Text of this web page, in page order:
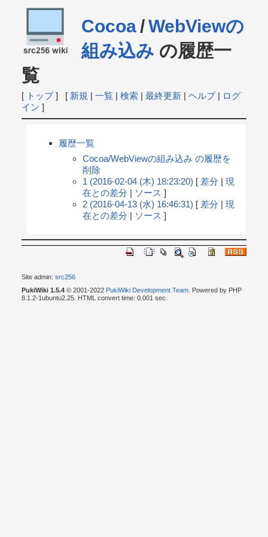
Cocoa/WebViewの
組み込み の履歴一
覧
[ トップ] [ 新規 | 一覧| 検索| 最終更新| ヘルプ| ログ
イン ]
履歴一覧
Cocoa/WebViewの組み込み の履歴を
削除
1 (2016-02-04 (木) 18:23:20) [ 差分 |現
在との差分 | ソース ]
2 (2016-04-13 (水) 16:46:31) [ 差分 |現
在との差分 | ソース ]
Site admin: src256
PukiWiki 1.5.4© 2001-2022 PukiWiki Development Team. Powered by PHP
8.1.2-1ubuntu2.25. HTML convert time: 0.001 sec.